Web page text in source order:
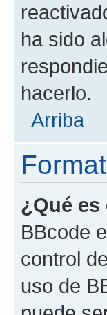
ha sido
hacerlo.
Arriba
¿Qué
BBcode
control
uso de